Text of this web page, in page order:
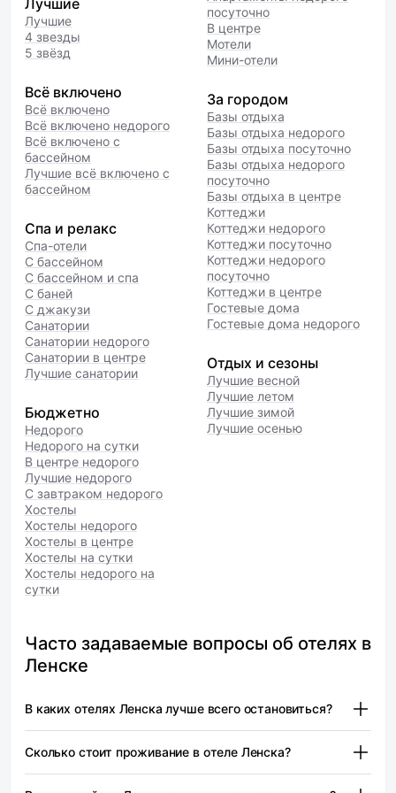
Лучшие
Лучшие
4 звезды
5 звёзд
Всё включено
Всё включено
Всё включено недорого
Всё включено с
бассейном
Лучшие всё включено с
бассейном
Спа и релакс
Спа-отели
С бассейном
С бассейном и спа
С баней
С джакузи
Санатории
Санатории недорого
Санатории в центре
Лучшие санатории
Бюджетно
Недорого
Недорого на сутки
В центре недорого
Лучшие недорого
С завтраком недорого
Хостелы
Хостелы недорого
Хостелы в центре
Хостелы на сутки
Хостелы недорого на
сутки
посуточно
В центре
Мотели
Мини-отели
За городом
Базы отдыха
Базы отдыха недорого
Базы отдыха посуточно
Базы отдыха недорого
посуточно
Базы отдыха в центре
Коттеджи
Коттеджи недорого
Коттеджи посуточно
Коттеджи недорого
посуточно
Коттеджи в центре
Гостевые дома
Гостевые дома недорого
Отдых и сезоны
Лучшие весной
Лучшие летом
Лучшие зимой
Лучшие осенью
Часто задаваемые вопросы об отелях в
Ленске
В каких отелях Ленска лучше всего остановиться?
При выборе отеля в Ленске стоит обратить внимание на
Сколько стоит проживание в отеле Ленска?